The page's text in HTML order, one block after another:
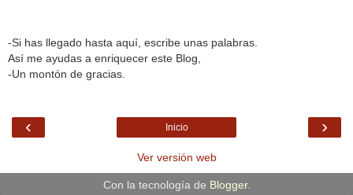
-Si has llegado hasta aquí, escribe unas palabras.
Así me ayudas a enriquecer este Blog,
-Un montón de gracias.
‹ ›
Inicio
Ver versión web
Con la tecnología de Blogger.